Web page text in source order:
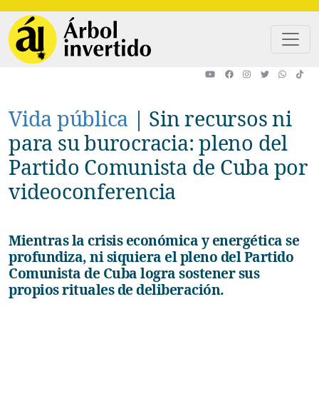
Vida pública | Sin recursos ni
para su burocracia: pleno del
Partido Comunista de Cuba por
videoconferencia
Mientras la crisis económica y energética se
profundiza, ni siquiera el pleno del Partido
Comunista de Cuba logra sostener sus
propios rituales de deliberación.